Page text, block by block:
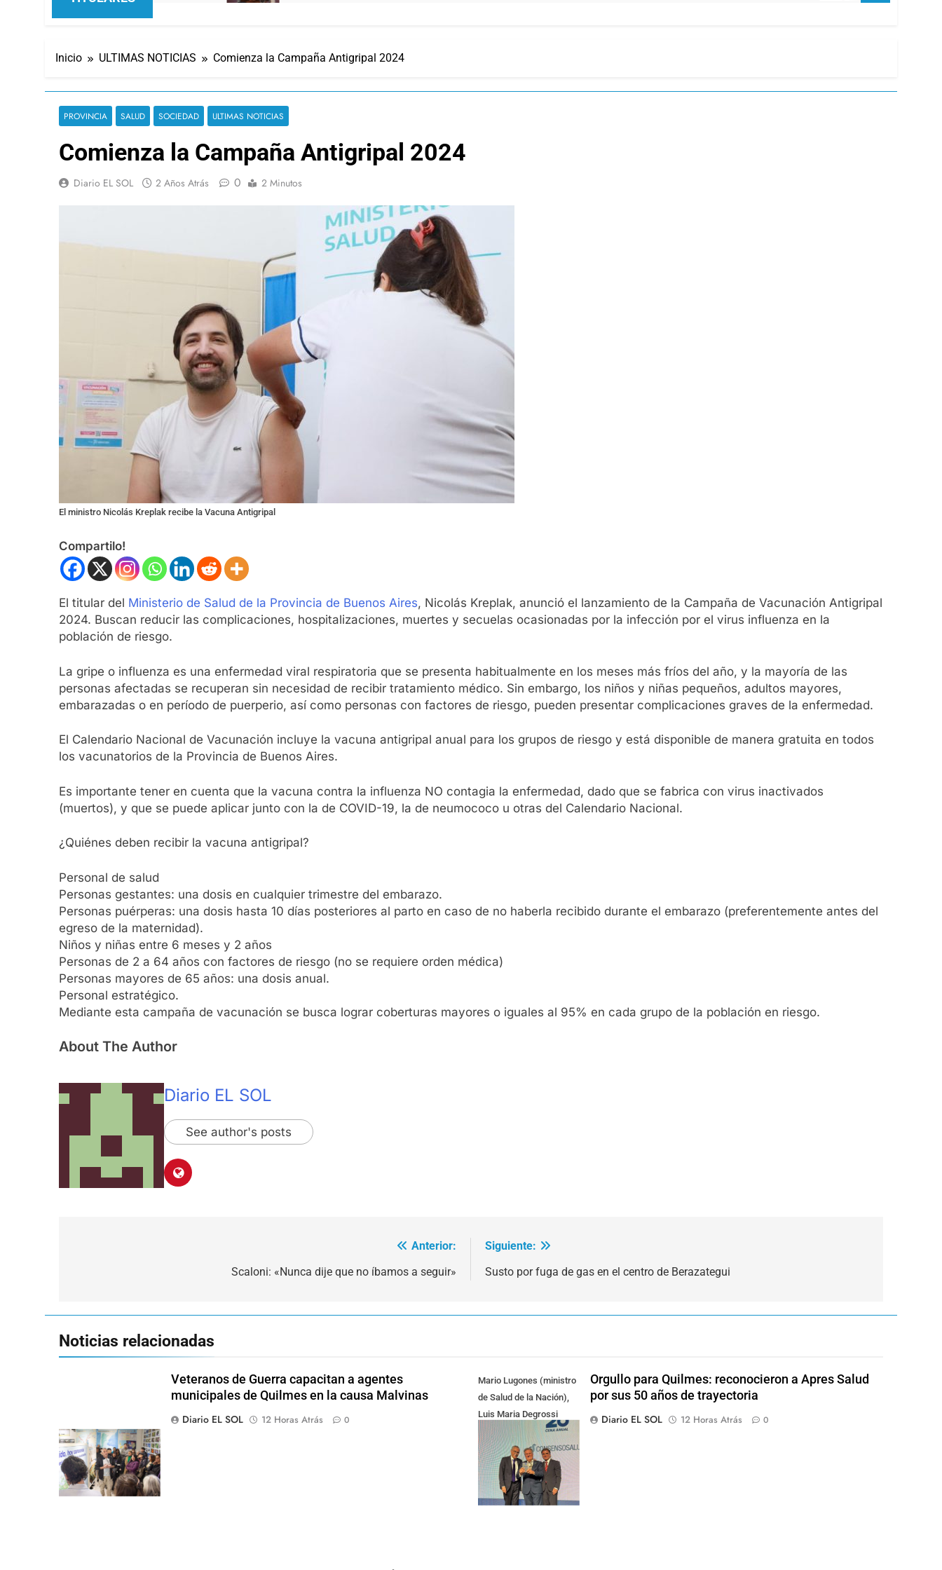
Inicio ULTIMAS NOTICIAS Comienza la Campaña Antigripal 2024
PROVINCIA SALUD SOCIEDAD ULTIMAS NOTICIAS
Comienza la Campaña Antigripal 2024
Diario EL SOL 2 Años Atrás 0 2 Minutos
El ministro Nicolás Kreplak recibe la Vacuna Antigripal
Compartilo!
El titular del Ministerio de Salud de la Provincia de Buenos Aires, Nicolás Kreplak, anunció el lanzamiento de la Campaña de Vacunación Antigripal
2024. Buscan reducir las complicaciones, hospitalizaciones, muertes y secuelas ocasionadas por la infección por el virus influenza en la
población de riesgo.
La gripe o influenza es una enfermedad viral respiratoria que se presenta habitualmente en los meses más fríos del año, y la mayoría de las
personas afectadas se recuperan sin necesidad de recibir tratamiento médico. Sin embargo, los niños y niñas pequeños, adultos mayores,
embarazadas o en período de puerperio, así como personas con factores de riesgo, pueden presentar complicaciones graves de la enfermedad.
El Calendario Nacional de Vacunación incluye la vacuna antigripal anual para los grupos de riesgo y está disponible de manera gratuita en todos
los vacunatorios de la Provincia de Buenos Aires.
Es importante tener en cuenta que la vacuna contra la influenza NO contagia la enfermedad, dado que se fabrica con virus inactivados
(muertos), y que se puede aplicar junto con la de COVID-19, la de neumococo u otras del Calendario Nacional.
¿Quiénes deben recibir la vacuna antigripal?
Personal de salud
Personas gestantes: una dosis en cualquier trimestre del embarazo.
Personas puérperas: una dosis hasta 10 días posteriores al parto en caso de no haberla recibido durante el embarazo (preferentemente antes del
egreso de la maternidad).
Niños y niñas entre 6 meses y 2 años
Personas de 2 a 64 años con factores de riesgo (no se requiere orden médica)
Personas mayores de 65 años: una dosis anual.
Personal estratégico.
Mediante esta campaña de vacunación se busca lograr coberturas mayores o iguales al 95% en cada grupo de la población en riesgo.
About The Author
Diario EL SOL
See author's posts
Anterior:
Scaloni: «Nunca dije que no íbamos a seguir»
Siguiente:
Susto por fuga de gas en el centro de Berazategui
Noticias relacionadas
Veteranos de Guerra capacitan a agentes
municipales de Quilmes en la causa Malvinas
Diario EL SOL
12 Horas Atrás 0
Mario Lugones (ministro
de Salud de la Nación),
Luis Maria Degrossi
(Presidente de Apres
Salud) y Cristian Mazza
(Presidente de ALAMI)
Orgullo para Quilmes: reconocieron a Apres Salud
por sus 50 años de trayectoria
Diario EL SOL
12 Horas Atrás 0